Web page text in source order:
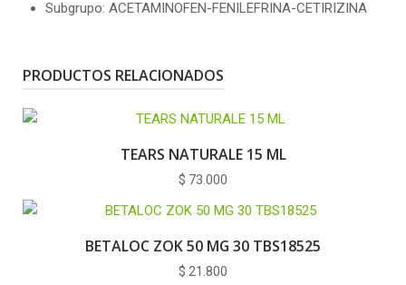
Subgrupo: ACETAMINOFEN-FENILEFRINA-CETIRIZINA
PRODUCTOS RELACIONADOS
TEARS NATURALE 15 ML
$ 73.000
BETALOC ZOK 50 MG 30 TBS18525
$ 21.800